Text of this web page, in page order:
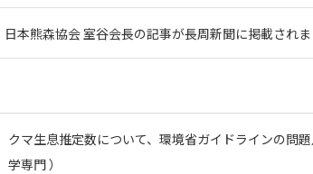
日本熊森協会 室谷会長の記事が長周新聞に掲載されま
クマ生息推定数について、環境省ガイドラインの問
学専門 ）